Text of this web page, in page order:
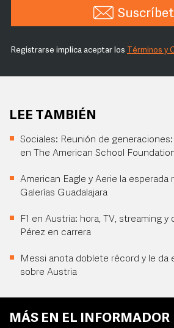
Registrarse implica aceptar los Términos y
LEE TAMBIÉN
Sociales: Reunión de
en The American School
American Eagle y Aerie la esperada
Galerías Guadalajara
F1 en Austria: hora, TV, streaming
Pérez en carrera
Messi anota doblete récord y le da
sobre Austria
MÁS EN EL INFORMADOR